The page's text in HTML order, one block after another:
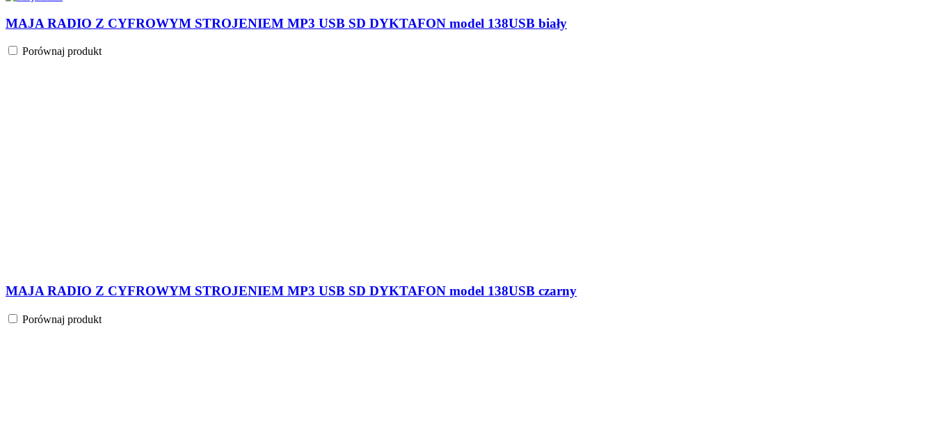
MAJA RADIO Z CYFROWYM STROJENIEM MP3 USB SD DYKTAFON model 138USB biały
Porównaj produkt
PLISZKA RADIO Z CYFROWYM STROJENIEM MP3 USB microSD model 211 czarny
Porównaj produkt